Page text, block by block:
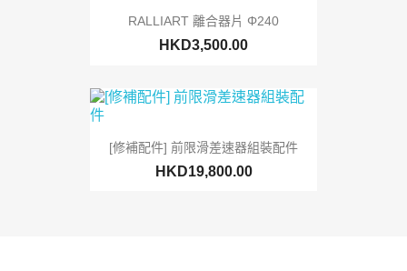
RALLIART 離合器片 Φ240
HKD3,500.00
[修補配件] 前限滑差速器組裝配件
HKD19,800.00